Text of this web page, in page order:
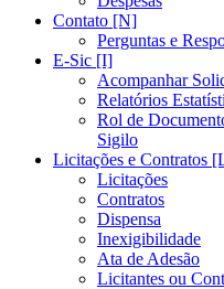
Contato [N]
Perguntas e
E-Sic [I]
Acompanhar
Relatórios
Rol de
Sigilo
Licitações e Contratos
Licitações
Contratos
Dispensa
Inexigibilidade
Ata de Adesão
Licitantes ou